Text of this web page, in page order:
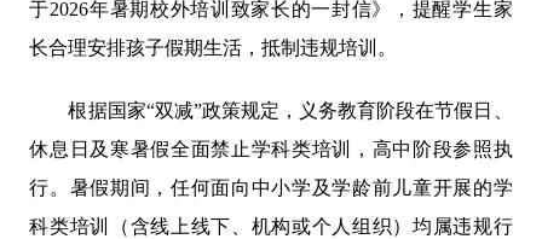
于2026年暑期校外培训致家长的一封信》，提醒学生家
长合理安排孩子假期生活，抵制违规培训。
根据国家“双减”政策规定，义务教育阶段在节假日、
休息日及寒暑假全面禁止学科类培训，高中阶段参照执
行。暑假期间，任何面向中小学及学龄前儿童开展的学
科类培训（含线上线下、机构或个人组织）均属违规行